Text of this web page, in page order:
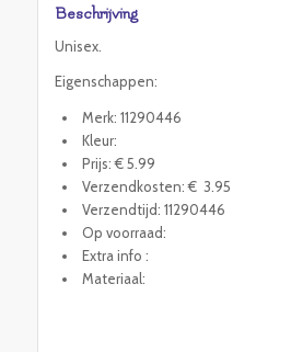
Beschrijving
Unisex.
Eigenschappen:
Merk: 11290446
Kleur:
Prijs: € 5.99
Verzendkosten: € 3.95
Verzendtijd: 11290446
Op voorraad:
Extra info :
Materiaal: